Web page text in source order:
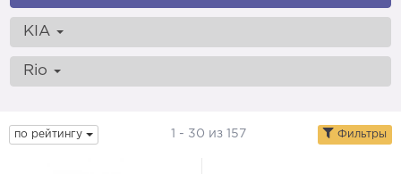
KIA
Rio
по рейтингу 1 - 30 из 157 Фильтры